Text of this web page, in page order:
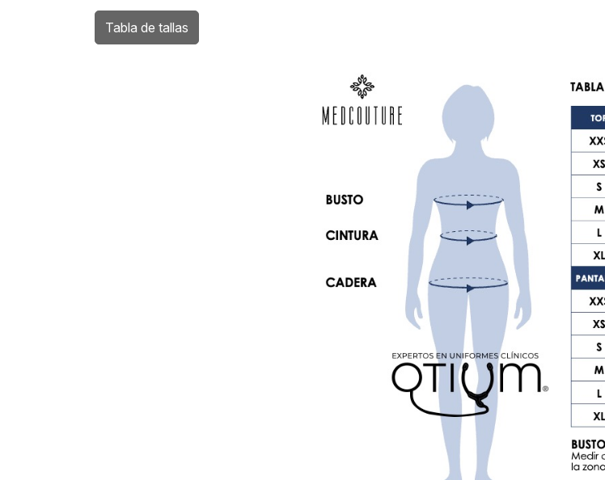
Tabla de tallas